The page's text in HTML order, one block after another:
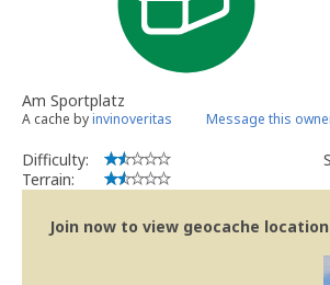
Am Sportplatz
A cache byinvinoveritas Message this
Difficulty:
Terrain:
Join now to view geocache